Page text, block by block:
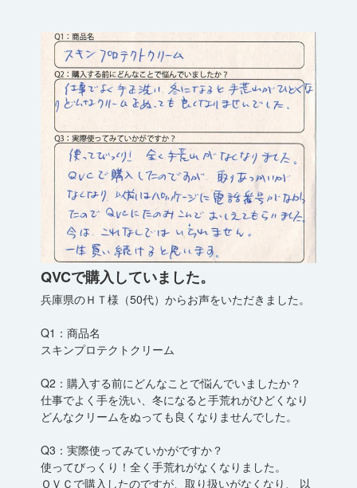
QVCで購入していました。
兵庫県のＨＴ様（50代）からお声をいただきました。
Q1：商品名
スキンプロテクトクリーム
Q2：購入する前にどんなことで悩んでいましたか？
仕事でよく手を洗い、冬になると手荒れがひどくなり
どんなクリームをぬっても良くなりませんでした。
Q3：実際使ってみていかがですか？
使ってびっくり！全く手荒れがなくなりました。
ＱＶＣで購入したのですが、取り扱いがなくなり、 以